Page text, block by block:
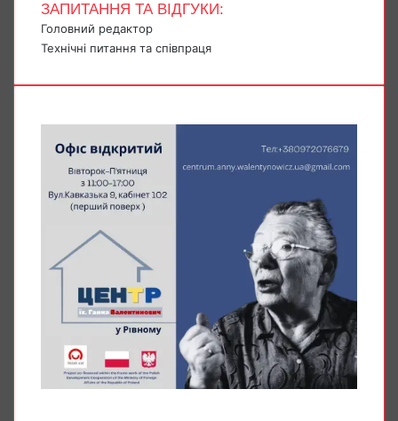
ЗАПИТАННЯ ТА ВІДГУКИ:
Головний редактор
Технічні питання та співпраця